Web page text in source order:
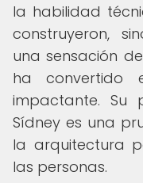
la habilidad
construyeron,
una sensación
ha convertido
impactante. Su
Sídney es una
la arquitectura
las personas.